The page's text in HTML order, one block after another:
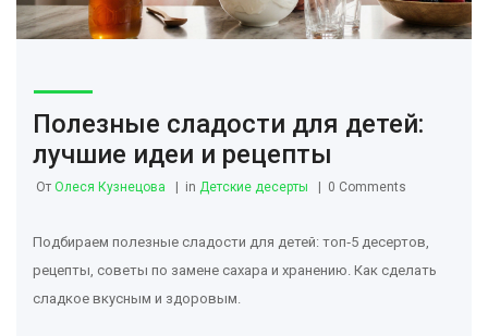
Полезные сладости для детей:
лучшие идеи и рецепты
От Олеся Кузнецова in Детские десерты 0 Comments
Подбираем полезные сладости для детей: топ‑5 десертов,
рецепты, советы по замене сахара и хранению. Как сделать
сладкое вкусным и здоровым.